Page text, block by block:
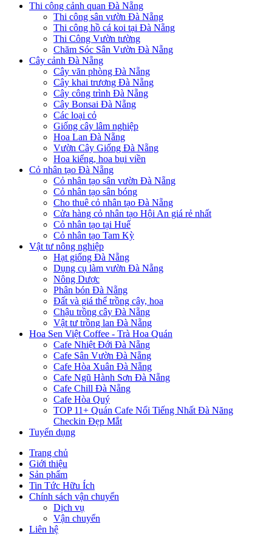
Thi công cảnh quan Đà Nẵng
Thi công sân vườn Đà Nẵng
Thi công hồ cá koi tại Đà Nẵng
Thi Công Vườn tường
Chăm Sóc Sân Vườn Đà Nẵng
Cây cảnh Đà Nẵng
Cây văn phòng Đà Nẵng
Cây khai trương Đà Nẵng
Cây công trình Đà Nẵng
Cây Bonsai Đà Nẵng
Các loại cỏ
Giống cây lâm nghiệp
Hoa Lan Đà Nẵng
Vườn Cây Giống Đà Nẵng
Hoa kiểng, hoa bụi viền
Cỏ nhân tạo Đà Nẵng
Cỏ nhân tạo sân vườn Đà Nẵng
Cỏ nhân tạo sân bóng
Cho thuê cỏ nhân tạo Đà Nẵng
Cửa hàng cỏ nhân tạo Hội An giá rẻ nhất
Cỏ nhân tạo tại Huế
Cỏ nhân tạo Tam Kỳ
Vật tư nông nghiệp
Hạt giống Đà Nẵng
Dụng cụ làm vườn Đà Nẵng
Nông Dược
Phân bón Đà Nẵng
Đất và giá thể trồng cây, hoa
Chậu trồng cây Đà Nẵng
Vật tư trồng lan Đà Nẵng
Hoa Sen Việt Coffee - Trà Hoa Quán
Cafe Nhiệt Đới Đà Nẵng
Cafe Sân Vườn Đà Nẵng
Cafe Hòa Xuân Đà Nẵng
Cafe Ngũ Hành Sơn Đà Nẵng
Cafe Chill Đà Nẵng
Cafe Hòa Quý
TOP 11+ Quán Cafe Nổi Tiếng Nhất Đà Năng
Checkin Đẹp Mắt
Tuyển dụng
Trang chủ
Giới thiệu
Sản phẩm
Tin Tức Hữu Ích
Chính sách vận chuyển
Dịch vụ
Vận chuyển
Liên hệ